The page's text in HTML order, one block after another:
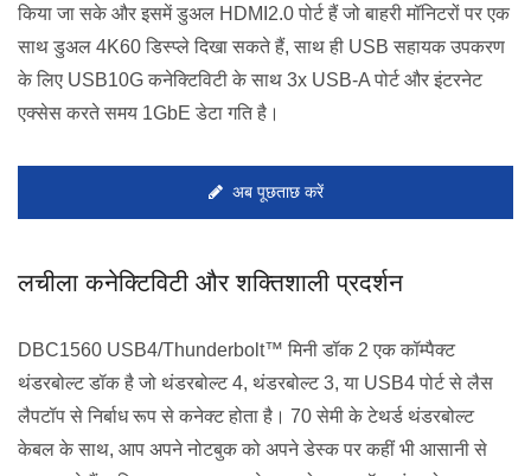
किया जा सके और इसमें डुअल HDMI2.0 पोर्ट हैं जो बाहरी मॉनिटरों पर एक
साथ डुअल 4K60 डिस्प्ले दिखा सकते हैं, साथ ही USB सहायक उपकरण
के लिए USB10G कनेक्टिविटी के साथ 3x USB-A पोर्ट और इंटरनेट
एक्सेस करते समय 1GbE डेटा गति है।
अब पूछताछ करें
लचीला कनेक्टिविटी और शक्तिशाली प्रदर्शन
DBC1560 USB4/Thunderbolt™ मिनी डॉक 2 एक कॉम्पैक्ट
थंडरबोल्ट डॉक है जो थंडरबोल्ट 4, थंडरबोल्ट 3, या USB4 पोर्ट से लैस
लैपटॉप से निर्बाध रूप से कनेक्ट होता है। 70 सेमी के टेथर्ड थंडरबोल्ट
केबल के साथ, आप अपने नोटबुक को अपने डेस्क पर कहीं भी आसानी से